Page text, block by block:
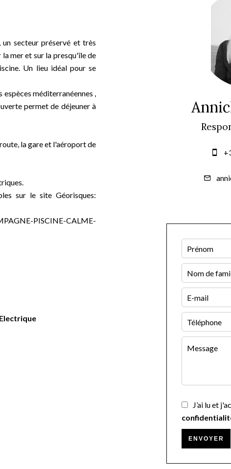
secteur préservé et très
mer et sur la presqu'île de
Un lieu idéal pour se
espèces méditerranéennes ,
permet de déjeuner à
la gare et l'aéroport de
sur le site Géorisques:
PISCINE-CALME-
Electrique
J’ai lu et
ENVOYER